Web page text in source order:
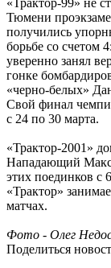
Тюмени
получились
борьбе со счетом
уверенно занял
гонке
«черно-белых»
Свой финал
с 24 по 30 марта.
«Трактор-2001»
Нападающий
этих поединков с
«Трактор»
матчах.
Фото - Олег
Поделиться